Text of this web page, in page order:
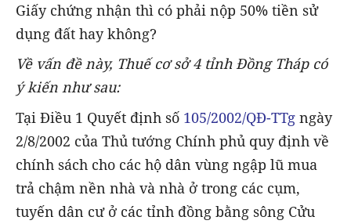
Giấy chứng nhận thì có phải nộp 50% tiền sử
dụng đất hay không?
Về vấn đề này, Thuế cơ sở 4 tỉnh Đồng Tháp có
ý kiến như sau:
Tại Điều 1 Quyết định số 105/2002/QĐ-TTg ngày
2/8/2002 của Thủ tướng Chính phủ quy định về
chính sách cho các hộ dân vùng ngập lũ mua
trả chậm nền nhà và nhà ở trong các cụm,
tuyến dân cư ở các tỉnh đồng bằng sông Cửu